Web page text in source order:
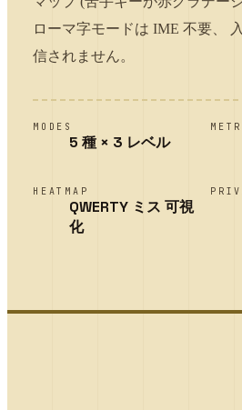
ローマ字モードは IME 不要、
信されません。
MODES
5 種 × 3 レベル
HEATMAP
QWERTY ミス 可視
化